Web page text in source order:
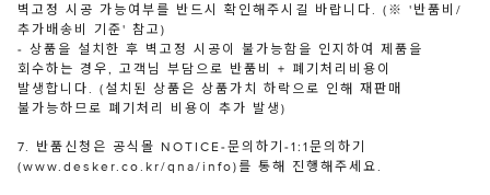
벽고정 시공 가능여부를 반드시 확인해주시길 바랍니다. (※ '반품비/
추가배송비 기준' 참고)
- 상품을 설치한 후 벽고정 시공이 불가능함을 인지하여 제품을
회수하는 경우, 고객님 부담으로 반품비 + 폐기처리비용이
발생합니다. (설치된 상품은 상품가치 하락으로 인해 재판매
불가능하므로 폐기처리 비용이 추가 발생)
7. 반품신청은 공식몰 NOTICE-문의하기-1:1문의하기
(www.desker.co.kr/qna/info)를 통해 진행해주세요.